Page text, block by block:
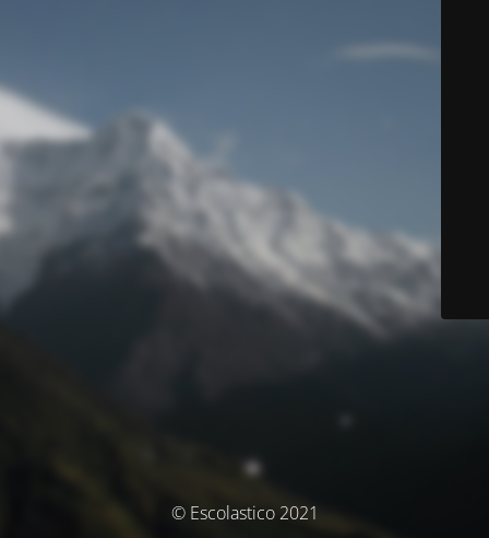
© Escolastico 2021